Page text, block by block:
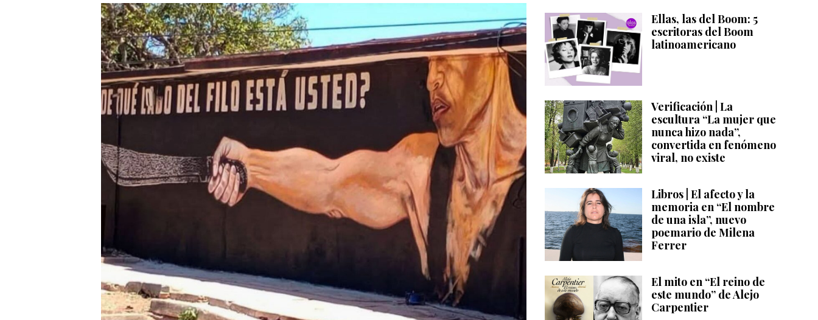
Ellas, las del Boom: 5
escritoras del Boom
latinoamericano
Verificación | La
escultura “La mujer que
nunca hizo nada”,
convertida en fenómeno
viral, no existe
Libros | El afecto y la
memoria en “El nombre
de una isla”, nuevo
poemario de Milena
Ferrer
El mito en “El reino de
este mundo” de Alejo
Carpentier